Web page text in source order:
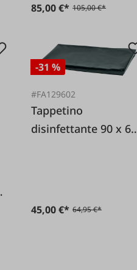
85,00 €* 105,00 €*
-31 %
#FA129602
Tappetino
disinfettante 90 x 60
45,00 €* 64,95 €*